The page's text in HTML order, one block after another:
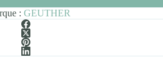
: GEUTHER